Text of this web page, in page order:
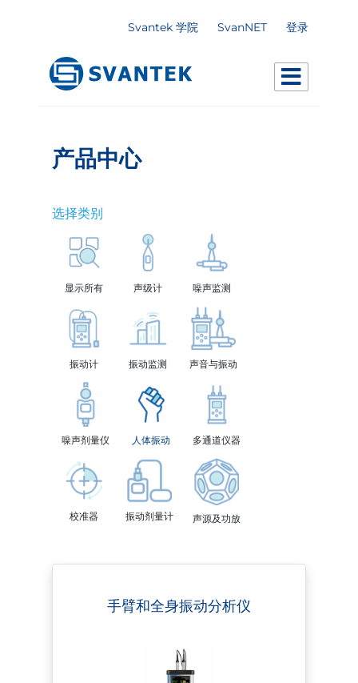
Svantek 学院 SvanNET 登录
产品中心
选择类别
显示所有 声级计 噪声监测
振动计 振动监测 声音与振动
噪声剂量仪 人体振动 多通道仪器
校准器 振动剂量计 声源及功放
手臂和全身振动分析仪